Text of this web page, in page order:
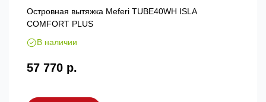
Островная вытяжка Meferi TUBE40WH ISLA
COMFORT PLUS
В наличии
57 770 р.